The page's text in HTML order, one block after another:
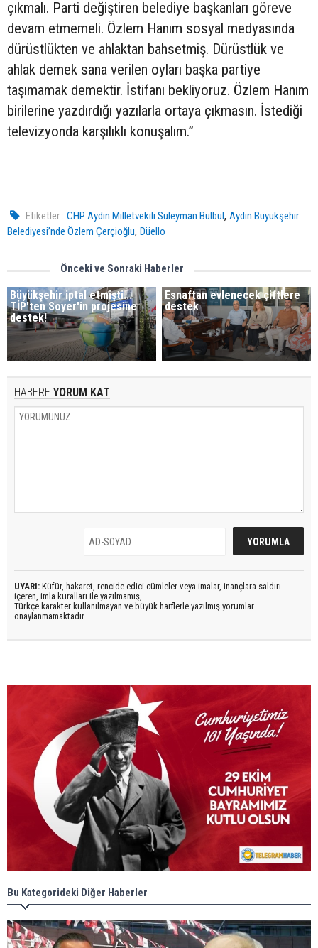
çıkmalı. Parti değiştiren belediye başkanları göreve
devam etmemeli. Özlem Hanım sosyal medyasında
dürüstlükten ve ahlaktan bahsetmiş. Dürüstlük ve
ahlak demek sana verilen oyları başka partiye
taşımamak demektir. İstifanı bekliyoruz. Özlem Hanım
birilerine yazdırdığı yazılarla ortaya çıkmasın. İstediği
televizyonda karşılıklı konuşalım.”
Etiketler : CHP Aydın Milletvekili Süleyman Bülbül,Aydın Büyükşehir
Belediyesi’nde Özlem Çerçioğlu, Düello
Önceki ve Sonraki Haberler
Büyükşehir iptal etmişti...
TİP'ten Soyer'in projesine
destek!
Esnaftan evlenecek çiftlere
destek
HABERE YORUM KAT
UYARI: Küfür, hakaret, rencide edici cümleler veya imalar, inançlara saldırı
içeren, imla kuralları ile yazılmamış,
Türkçe karakter kullanılmayan ve büyük harflerle yazılmış yorumlar
onaylanmamaktadır.
Bu Kategorideki Diğer Haberler